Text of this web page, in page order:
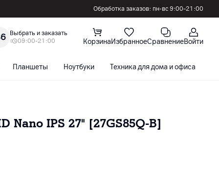
Обработка заказов: пн-вс 9:00–21:00
Выбрать и заказать
09:00-21:00
КорзинаИзбранноеСравнениеВойти
Планшеты Ноутбуки Техника для дома и офиса
Nano IPS 27" [27GS85Q-B]